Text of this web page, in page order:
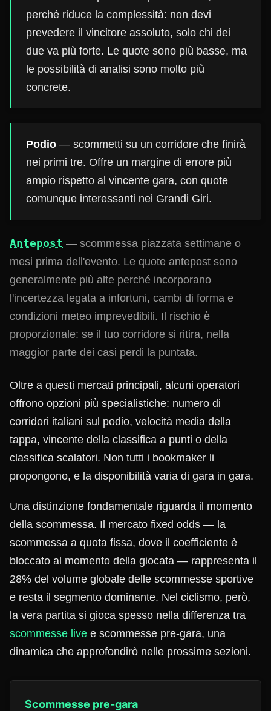
perché riduce la complessità: non devi
prevedere il vincitore assoluto, solo chi dei
due va più forte. Le quote sono più basse, ma
le possibilità di analisi sono molto più
concrete.
Podio — scommetti su un corridore che finirà
nei primi tre. Offre un margine di errore più
ampio rispetto al vincente gara, con quote
comunque interessanti nei Grandi Giri.
Antepost — scommessa piazzata settimane o
mesi prima dell'evento. Le quote antepost sono
generalmente più alte perché incorporano
l'incertezza legata a infortuni, cambi di forma e
condizioni meteo imprevedibili. Il rischio è
proporzionale: se il tuo corridore si ritira, nella
maggior parte dei casi perdi la puntata.
Oltre a questi mercati principali, alcuni operatori
offrono opzioni più specialistiche: numero di
corridori italiani sul podio, velocità media della
tappa, vincente della classifica a punti o della
classifica scalatori. Non tutti i bookmaker li
propongono, e la disponibilità varia di gara in gara.
Una distinzione fondamentale riguarda il momento
della scommessa. Il mercato fixed odds — la
scommessa a quota fissa, dove il coefficiente è
bloccato al momento della giocata — rappresenta il
28% del volume globale delle scommesse sportive
e resta il segmento dominante. Nel ciclismo, però,
la vera partita si gioca spesso nella differenza tra
scommesse live e scommesse pre-gara, una
dinamica che approfondirò nelle prossime sezioni.
Scommesse pre-gara